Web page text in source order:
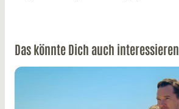
Das könnte Dich auch interessieren